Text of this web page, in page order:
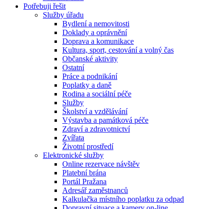
Potřebuji řešit
Služby úřadu
Bydlení a nemovitosti
Doklady a oprávnění
Doprava a komunikace
Kultura, sport, cestování a volný čas
Občanské aktivity
Ostatní
Práce a podnikání
Poplatky a daně
Rodina a sociální péče
Služby
Školství a vzdělávání
Výstavba a památková péče
Zdraví a zdravotnictví
Zvířata
Životní prostředí
Elektronické služby
Online rezervace návštěv
Platební brána
Portál Pražana
Adresář zaměstnanců
Kalkulačka místního poplatku za odpad